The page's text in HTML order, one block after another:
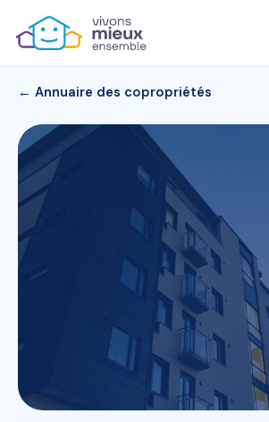
← Annuaire des copropriétés